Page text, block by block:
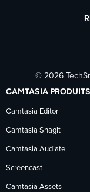
© 2026
CAMTASIA PRODUITS
Camtasia Editor
Camtasia Snagit
Camtasia Audiate
Screencast
Camtasia Assets